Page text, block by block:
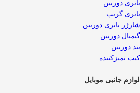
باتری دوربین
باتری گریپ
شارژر باتری دوربین
گیمبال دوربین
بند دوربین
کیت تمیز‌کننده
لوازم جانبی موبایل